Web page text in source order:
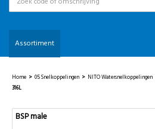
Assortiment
Home > 05 Snelkoppelingen > NITO Watersnelkoppelingen
316L
BSP male